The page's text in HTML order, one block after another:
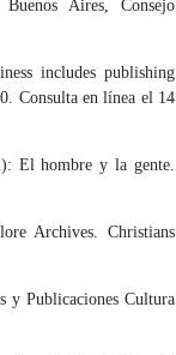
Aires, Consejo
includes publishing
Consulta en línea el 14
El hombre y la gente.
Archives. Christians
Publicaciones Cultura